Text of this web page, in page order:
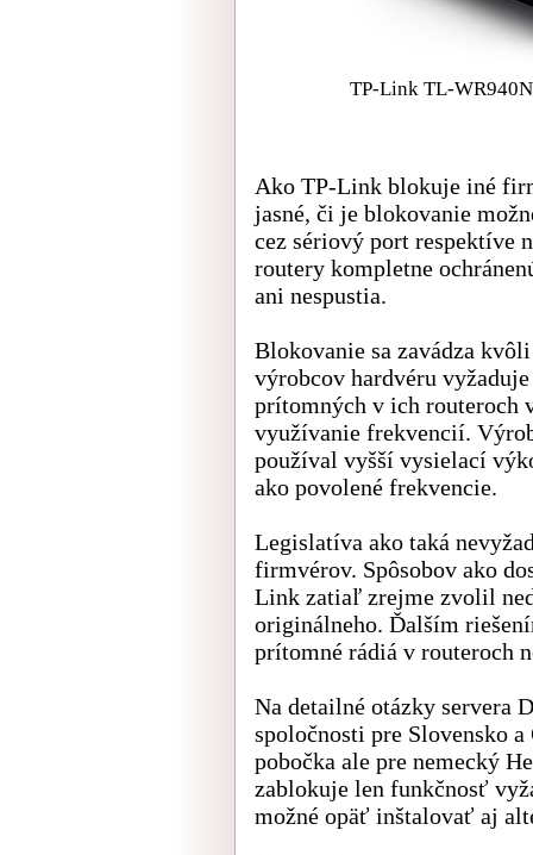
TP-Link TL-
Ako TP-Link blokuje iné
jasné, či je blokovanie
cez sériový port respektíve
routery kompletne
ani nespustia.
Blokovanie sa zavádza
výrobcov hardvéru
prítomných v ich routeroch
využívanie frekvencií.
používal vyšší vysielací
ako povolené frekvencie.
Legislatíva ako taká
firmvérov. Spôsobov ako
Link zatiaľ zrejme zvolil
originálneho. Ďalším
prítomné rádiá v routeroch
Na detailné otázky servera
spoločnosti pre Slovensko
pobočka ale pre nemecký
zablokuje len funkčnosť
možné opäť inštalovať aj